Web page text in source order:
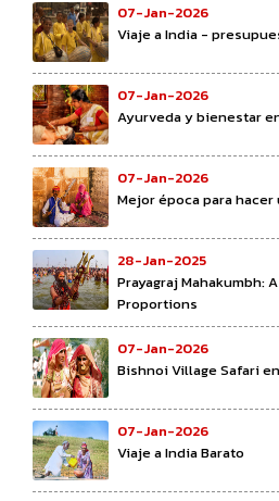
07-Jan-2026
Viaje a India -
07-Jan-2026
Ayurveda y bienestar
07-Jan-2026
Mejor época para
28-Jan-2025
Prayagraj Mahakumbh:
Proportions
07-Jan-2026
Bishnoi Village Safari
07-Jan-2026
Viaje a India Barato